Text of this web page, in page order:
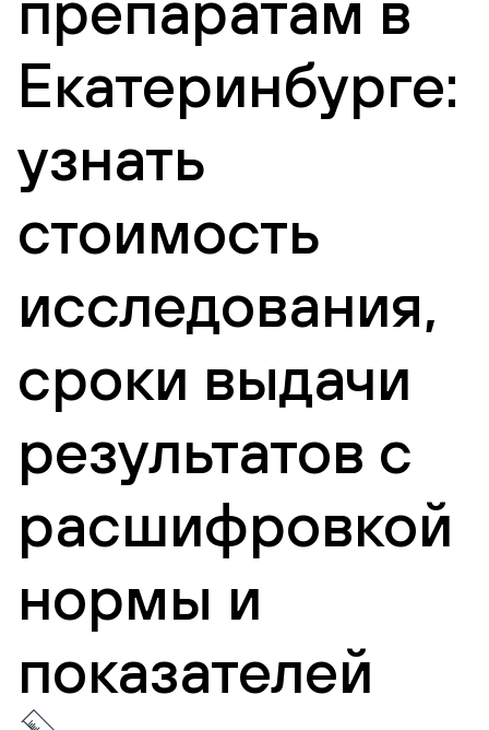
Екатеринбурге:
узнать
стоимость
исследования,
сроки выдачи
результатов с
расшифровкой
нормы и
показателей